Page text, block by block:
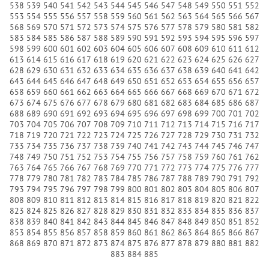
538 539 540 541 542 543 544 545 546 547 548 549 550 551 552
553 554 555 556 557 558 559 560 561 562 563 564 565 566 567
568 569 570 571 572 573 574 575 576 577 578 579 580 581 582
583 584 585 586 587 588 589 590 591 592 593 594 595 596 597
598 599 600 601 602 603 604 605 606 607 608 609 610 611 612
613 614 615 616 617 618 619 620 621 622 623 624 625 626 627
628 629 630 631 632 633 634 635 636 637 638 639 640 641 642
643 644 645 646 647 648 649 650 651 652 653 654 655 656 657
658 659 660 661 662 663 664 665 666 667 668 669 670 671 672
673 674 675 676 677 678 679 680 681 682 683 684 685 686 687
688 689 690 691 692 693 694 695 696 697 698 699 700 701 702
703 704 705 706 707 708 709 710 711 712 713 714 715 716 717
718 719 720 721 722 723 724 725 726 727 728 729 730 731 732
733 734 735 736 737 738 739 740 741 742 743 744 745 746 747
748 749 750 751 752 753 754 755 756 757 758 759 760 761 762
763 764 765 766 767 768 769 770 771 772 773 774 775 776 777
778 779 780 781 782 783 784 785 786 787 788 789 790 791 792
793 794 795 796 797 798 799 800 801 802 803 804 805 806 807
808 809 810 811 812 813 814 815 816 817 818 819 820 821 822
823 824 825 826 827 828 829 830 831 832 833 834 835 836 837
838 839 840 841 842 843 844 845 846 847 848 849 850 851 852
853 854 855 856 857 858 859 860 861 862 863 864 865 866 867
868 869 870 871 872 873 874 875 876 877 878 879 880 881 882
883 884 885